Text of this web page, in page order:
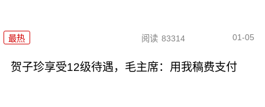
最热 阅读 83314 01-05
贺子珍享受12级待遇，毛主席：用我稿费支付